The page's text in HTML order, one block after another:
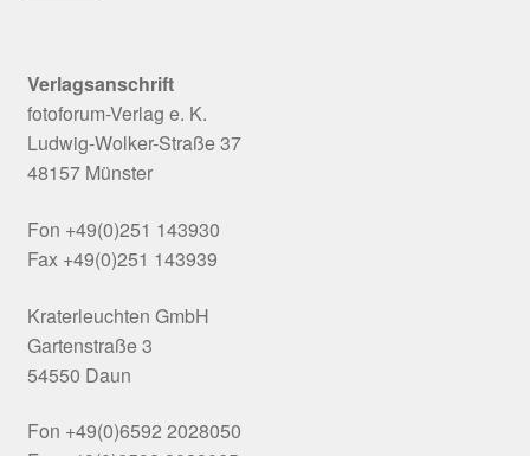
Verlagsanschrift
fotoforum-Verlag e. K.
Ludwig-Wolker-Straße 37
48157 Münster
Fon +49(0)251 143930
Fax +49(0)251 143939
Kraterleuchten GmbH
Gartenstraße 3
54550 Daun
Fon +49(0)6592 2028050